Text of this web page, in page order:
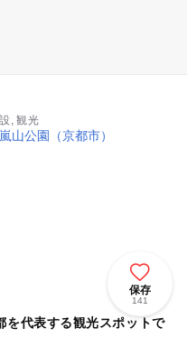
, 観光
保存
141
を代表する観光スポットで